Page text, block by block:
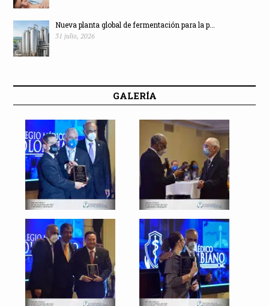
Nueva planta global de fermentación para la p...
31 julio, 2026
GALERÍA